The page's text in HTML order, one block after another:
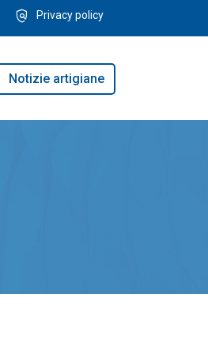
policy Privacy policy
Notizie artigiane